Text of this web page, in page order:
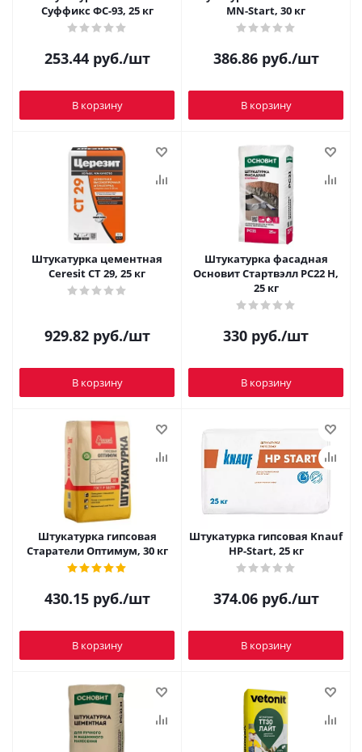
Суффикс ФС-93, 25 кг
253.44руб./шт
В корзину
МN-Start, 30 кг
386.86руб./шт
В корзину
Штукатурка цементная
Ceresit CT 29, 25 кг
929.82руб./шт
В корзину
Штукатурка фасадная
Основит Стартвэлл PC22 H,
25 кг
330 руб./шт
В корзину
Штукатурка гипсовая
Старатели Оптимум, 30 кг
430.15руб./шт
В корзину
Штукатурка гипсовая Knauf
HP-Start, 25 кг
374.06руб./шт
В корзину